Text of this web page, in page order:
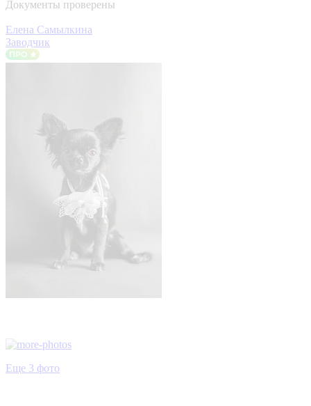
Документы проверены
Елена Самылкина
Заводчик
Еще 3 фото